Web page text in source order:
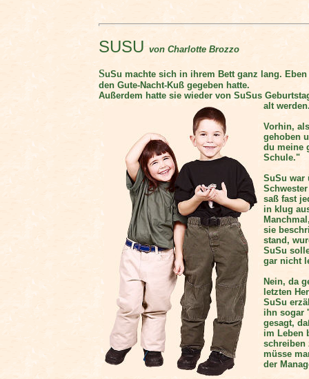
SUSUvon Charlotte Brozzo
SuSu machte sich in ihrem Bett ganz lang.
den Gute-Nacht-Kuß gegeben hatte.
Außerdem hatte sie wieder von SuSus
alt
Vorhin,
gehoben
du meine
Schule."
SuSu war
saß fast
in klug
sie
stand,
SuSu
gar nicht
Nein, da
letzten
SuSu
ihn sogar
gesagt,
im Leben
schreiben
müsse
der